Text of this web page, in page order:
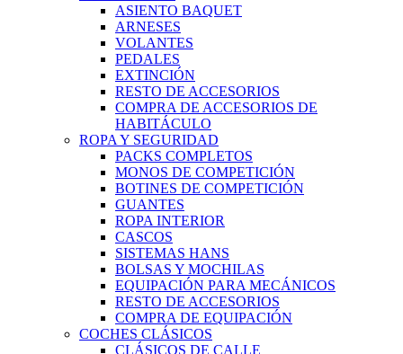
ASIENTO BAQUET
ARNESES
VOLANTES
PEDALES
EXTINCIÓN
RESTO DE ACCESORIOS
COMPRA DE ACCESORIOS DE
HABITÁCULO
ROPA Y SEGURIDAD
PACKS COMPLETOS
MONOS DE COMPETICIÓN
BOTINES DE COMPETICIÓN
GUANTES
ROPA INTERIOR
CASCOS
SISTEMAS HANS
BOLSAS Y MOCHILAS
EQUIPACIÓN PARA MECÁNICOS
RESTO DE ACCESORIOS
COMPRA DE EQUIPACIÓN
COCHES CLÁSICOS
CLÁSICOS DE CALLE